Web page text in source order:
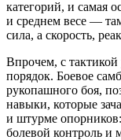
категорий, и самая
и среднем весе —
сила, а скорость,
Впрочем, с
порядок. Боевое
рукопашного боя,
навыки, которые
и штурме
болевой контроль и